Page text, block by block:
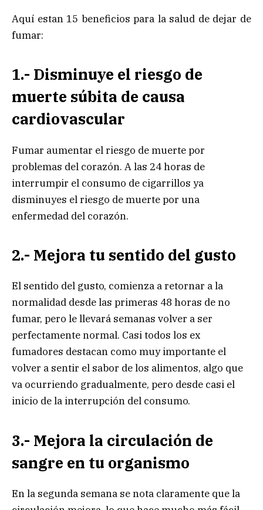
Aquí estan 15 beneficios para la salud de dejar de
fumar:
1.- Disminuye el riesgo de
muerte súbita de causa
cardiovascular
Fumar aumentar el riesgo de muerte por
problemas del corazón. A las 24 horas de
interrumpir el consumo de cigarrillos ya
disminuyes el riesgo de muerte por una
enfermedad del corazón.
2.- Mejora tu sentido del gusto
El sentido del gusto, comienza a retornar a la
normalidad desde las primeras 48 horas de no
fumar, pero le llevará semanas volver a ser
perfectamente normal. Casi todos los ex
fumadores destacan como muy importante el
volver a sentir el sabor de los alimentos, algo que
va ocurriendo gradualmente, pero desde casi el
inicio de la interrupción del consumo.
3.- Mejora la circulación de
sangre en tu organismo
En la segunda semana se nota claramente que la